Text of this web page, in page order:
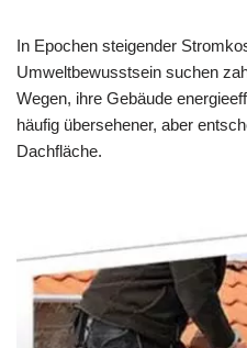
In Epochen steigender
Umweltbewusstsein suchen
Wegen, ihre Gebäude
häufig übersehener, aber
Dachfläche.